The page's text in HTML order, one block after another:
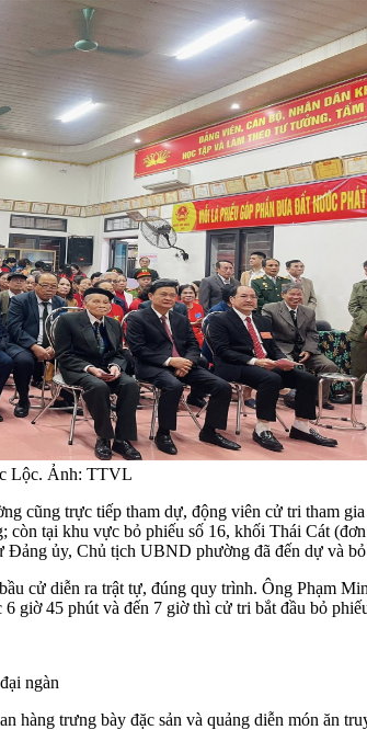
Lộc. Ảnh: TTVL
cũng trực tiếp tham dự, động viên cử tri tham
tại khu vực bỏ phiếu số 16, khối Thái Cát
ủy, Chủ tịch UBND phường đã đến dự và
cử diễn ra trật tự, đúng quy trình. Ông Phạm
giờ 45 phút và đến 7 giờ thì cử tri bắt đầu bỏ
ngàn
hàng trưng bày đặc sản và quảng diễn món ăn